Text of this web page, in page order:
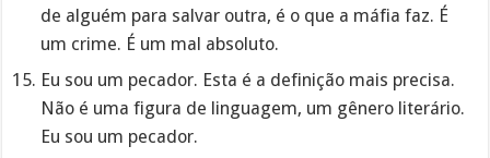
de alguém para salvar outra, é o que a máfia faz. É
um crime. É um mal absoluto.
Eu sou um pecador. Esta é a definição mais precisa.
Não é uma figura de linguagem, um gênero literário.
Eu sou um pecador.